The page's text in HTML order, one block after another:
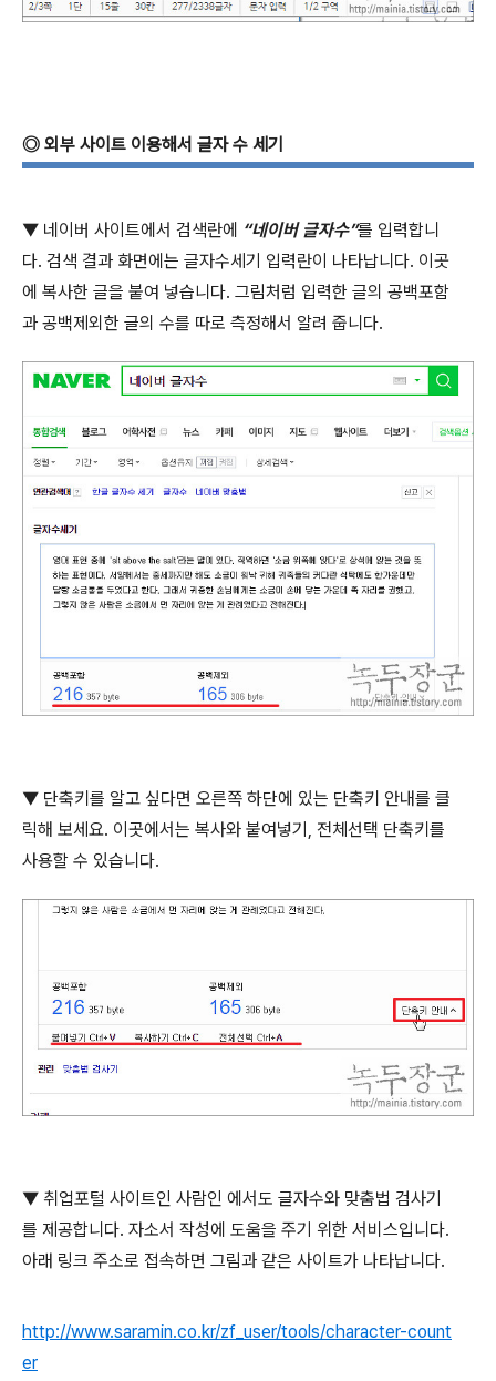
◎ 외부 사이트 이용해서 글자 수 세기
▼ 네이버 사이트에서 검색란에 “네이버 글자수”를 입력합니
다. 검색 결과 화면에는 글자수세기 입력란이 나타납니다. 이곳
에 복사한 글을 붙여 넣습니다. 그림처럼 입력한 글의 공백포함
과 공백제외한 글의 수를 따로 측정해서 알려 줍니다.
▼ 단축키를 알고 싶다면 오른쪽 하단에 있는 단축키 안내를 클
릭해 보세요. 이곳에서는 복사와 붙여넣기 , 전체선택 단축키를
사용할 수 있습니다.
▼ 취업포털 사이트인 사람인 에서도 글자수와 맞춤법 검사기
를 제공합니다. 자소서 작성에 도움을 주기 위한 서비스입니다.
아래 링크 주소로 접속하면 그림과 같은 사이트가 나타납니다.
http://www.saramin.co.kr/zf_user/tools/character-count
er